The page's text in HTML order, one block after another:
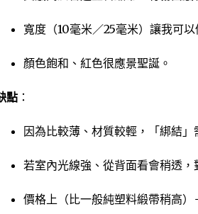
寬度（10毫米／25毫米）讓我可
顏色飽和、紅色很應景聖誕。
點：
因為比較薄、材質較輕，「綁結
若室內光線強、從背面看會稍透
價格上（比一般純塑料緞帶稍高